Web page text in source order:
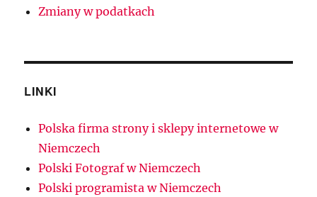
Zmiany w podatkach
LINKI
Polska firma strony i sklepy internetowe w
Niemczech
Polski Fotograf w Niemczech
Polski programista w Niemczech